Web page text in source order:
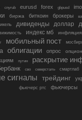
cnyrub eurusd forex gbpusd
биржа биткоин брокеры
дивиденды доллар
индекс мб
инфляция
мобильный пост
облигации опрос
путин раскрытие
сво северсталь смартлаб
сигналы трейдинг
фьючерс ртс фьючерсы